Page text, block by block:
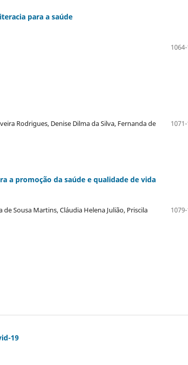
para a saúde
Rodrigues, Denise Dilma da Silva, Fernanda de
a promoção da saúde e qualidade de vida
Sousa Martins, Cláudia Helena Julião, Priscila
19